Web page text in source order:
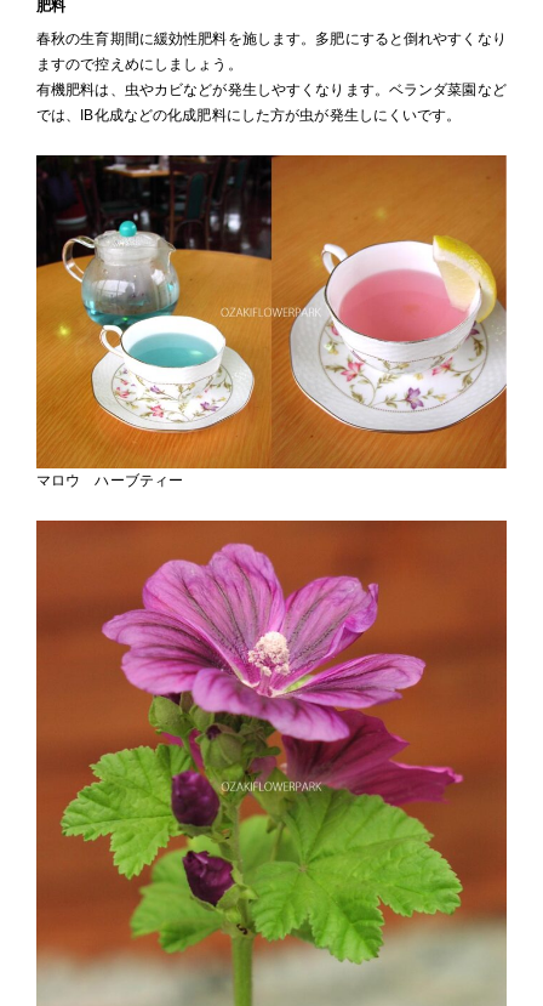
肥料
春秋の生育期間に緩効性肥料を施します。多肥にすると倒れやすくなり
ますので控えめにしましょう。
有機肥料は、虫やカビなどが発生しやすくなります。ベランダ菜園など
では、IB化成などの化成肥料にした方が虫が発生しにくいです。
マロウ ハーブティー